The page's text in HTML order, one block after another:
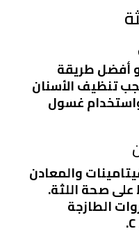
أفضل طريقة
تنظيف الأسنان
غسول
والمعادن
صحة اللثة.
الطازجة